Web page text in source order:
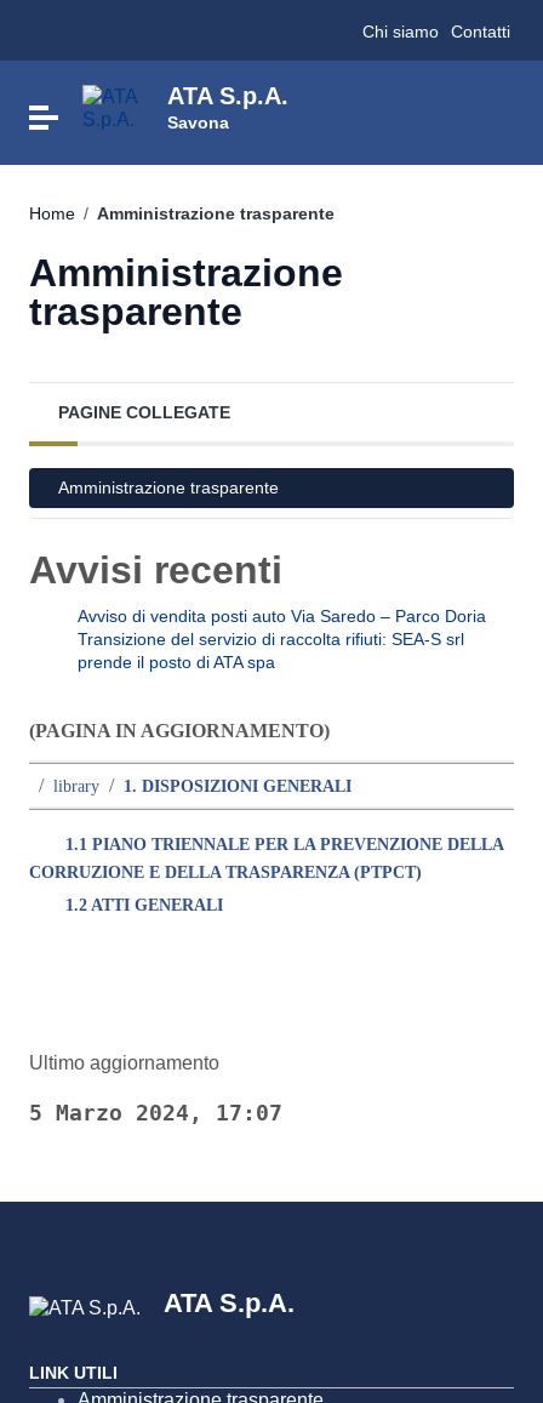
Vai al footer
Chi siamo Contatti
Attiva / disattiva la navigazione
ATA S.p.A.
Savona
Home / Amministrazione trasparente
Amministrazione
trasparente
PAGINE COLLEGATE
Amministrazione trasparente
Avvisi recenti
Avviso di vendita posti auto Via Saredo – Parco Doria
Transizione del servizio di raccolta rifiuti: SEA-S srl
prende il posto di ATA spa
(PAGINA IN AGGIORNAMENTO)
/ library / 1. DISPOSIZIONI GENERALI
1.1 PIANO TRIENNALE PER LA PREVENZIONE DELLA
CORRUZIONE E DELLA TRASPARENZA (PTPCT)
1.2 ATTI GENERALI
Ultimo aggiornamento
5 Marzo 2024, 17:07
ATA S.p.A.
LINK UTILI